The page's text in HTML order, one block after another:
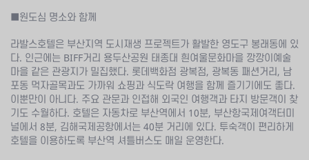
■원도심 명소와 함께
라발스호텔은 부산지역 도시재생 프로젝트가 활발한 영도구 봉래동에 있
다. 인근에는 BIFF거리 용두산공원 태종대 흰여울문화마을 깡깡이예술
마을 같은 관광지가 밀집했다. 롯데백화점 광복점, 광복동 패션거리, 남
포동 먹자골목과도 가까워 쇼핑과 식도락 여행을 함께 즐기기에도 좋다.
이뿐만이 아니다. 주요 관문과 인접해 외국인 여행객과 타지 방문객이 찾
기도 수월하다. 호텔은 자동차로 부산역에서 10분, 부산항국제여객터미
널에서 8분, 김해국제공항에서는 40분 거리에 있다. 투숙객이 편리하게
호텔을 이용하도록 부산역 셔틀버스도 매일 운영한다.